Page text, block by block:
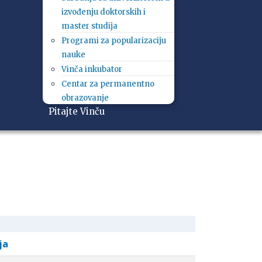
izvođenju doktorskih i
master studija
Programi za popularizaciju
nauke
Vinča inkubator
Centar za permanentno
obrazovanje
Pitajte Vinču